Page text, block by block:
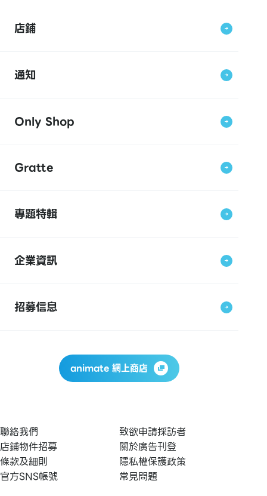
店鋪
通知
Only Shop
Gratte
專題特輯
企業資訊
招募信息
animate 網上商店
聯絡我們
致欲申請採訪者
店鋪物件招募
關於廣告刊登
條款及細則
隱私權保護政策
官方SNS帳號
常見問題